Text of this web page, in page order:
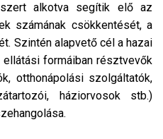
alkotva segítik elő az
számának csökkentését, a
Szintén alapvető cél a hazai
formáiban résztvevők
otthonápolási szolgáltatók,
háziorvosok stb.)